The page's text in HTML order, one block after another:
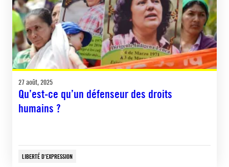
27 août, 2025
Qu’est-ce qu’un défenseur des droits
humains ?
LIBERTÉ D'EXPRESSION